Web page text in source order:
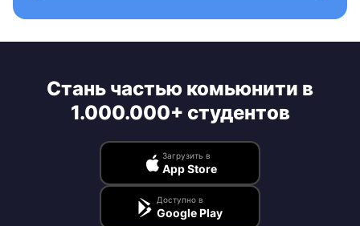
Стань частью комьюнити в
1.000.000+ студентов
Загрузить в
App Store
Доступно в
Google Play